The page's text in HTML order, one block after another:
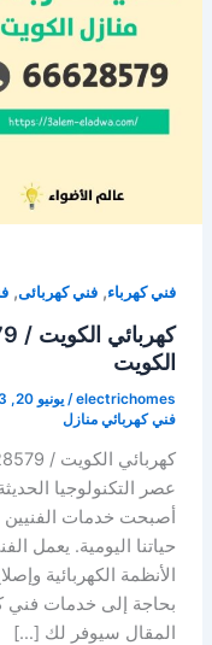
فني كهرباء, فني كهربائى,
الكويت
electrichomes
/ يونيو 20, 2023
فني كهربائي منازل
عصر التكنولوجيا
أصبحت خدمات الفنيين
حياتنا اليومية. يعمل
الأنظمة الكهربائية
بحاجة إلى خدمات
المقال سيوفر لك […]